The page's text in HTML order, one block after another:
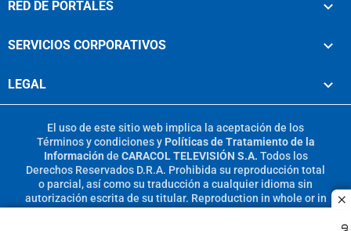
RED DE PORTALES
SERVICIOS CORPORATIVOS
LEGAL
El uso de este sitio web implica la aceptación de los
Términos y condicionesy Políticas de Tratamiento de la
Información de CARACOL TELEVISIÓN S.A. Todos los
Derechos Reservados D.R.A. Prohibida su reproducción total
o parcial, así como su traducción a cualquier idioma sin
autorización escrita de su titular. Reproduction in whole or in